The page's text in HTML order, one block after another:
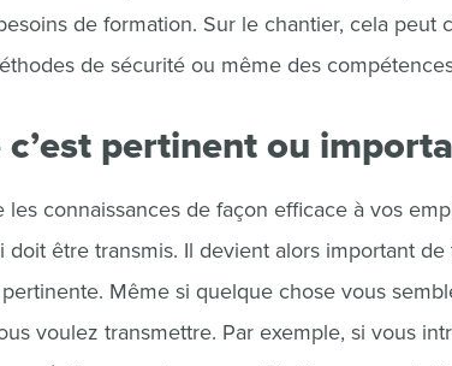
de formation. Sur le chantier, cela peut
de sécurité ou même des
c’est pertinent ou
les connaissances de façon efficace à vos
doit être transmis. Il devient alors important
Même si quelque chose vous
voulez transmettre. Par exemple, si vous